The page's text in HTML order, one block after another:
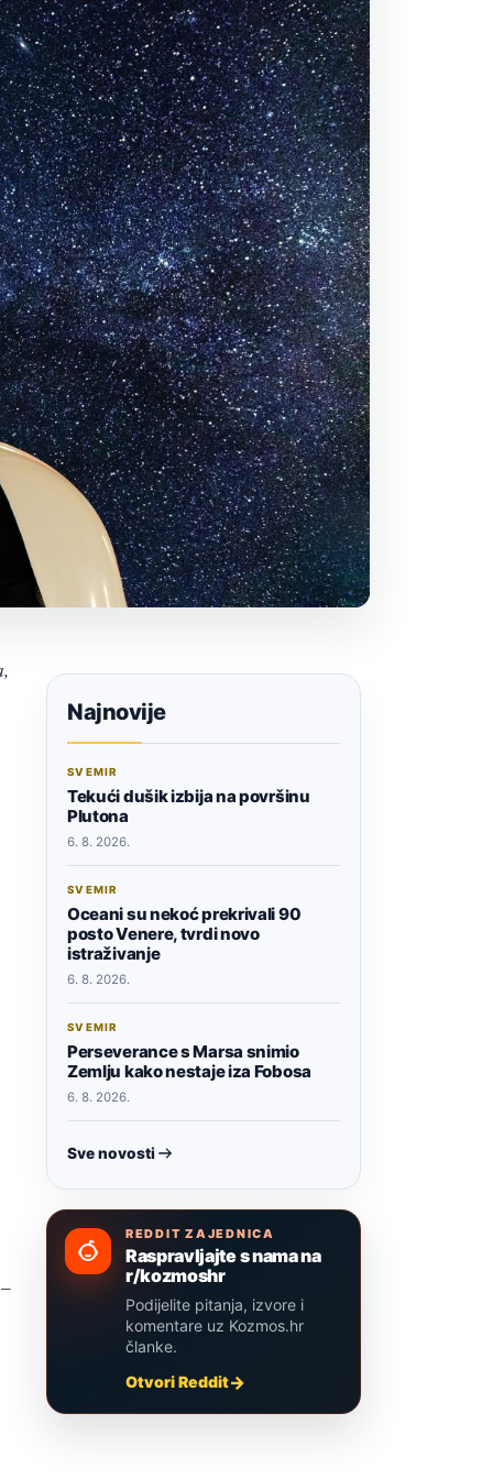
Najnovije
SVEMIR
Tekući dušik izbija na površinu
Plutona
6. 8. 2026.
SVEMIR
Oceani su nekoć prekrivali 90
posto Venere, tvrdi novo
istraživanje
6. 8. 2026.
SVEMIR
Perseverance s Marsa snimio
Zemlju kako nestaje iza Fobosa
6. 8. 2026.
Sve novosti
REDDIT ZAJEDNICA
Raspravljajte s nama na
r/kozmoshr
Podijelite pitanja, izvore i
komentare uz Kozmos.hr
članke.
Otvori Reddit